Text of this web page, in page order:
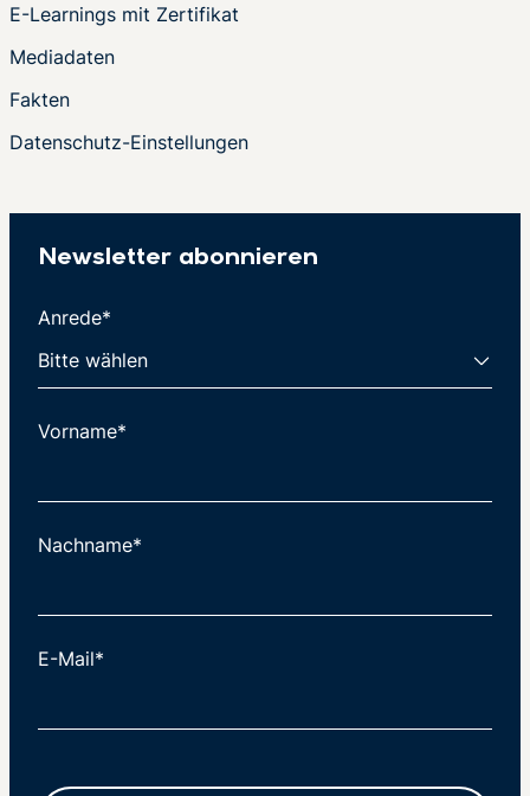
E-Learnings mit Zertifikat
Mediadaten
Fakten
Datenschutz-Einstellungen
Newsletter abonnieren
Anrede*
Vorname*
Nachname*
E-Mail*